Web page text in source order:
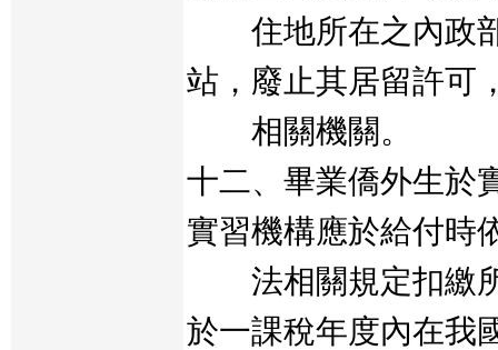
住地所在之內政部
站，廢止其居留許可
相關機關。
十二、畢業僑外生於
實習機構應於給付時
法相關規定扣繳所
於一課稅年度內在我